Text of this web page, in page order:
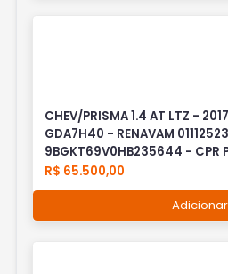
CHEV/PRISMA 1.4 AT LTZ -
GDA7H40 - RENAVAM
9BGKT69V0HB235644 - CPR
R$ 65.500,00
Adicionar